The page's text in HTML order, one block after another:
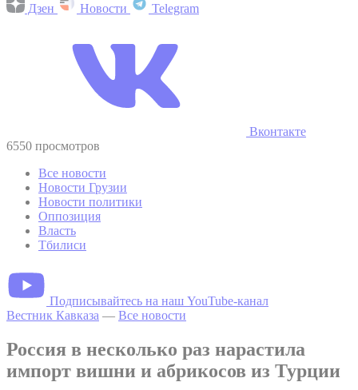
Дзен Новости Telegram
Вконтакте
6550 просмотров
Все новости
Новости Грузии
Новости политики
Оппозиция
Власть
Тбилиси
Подписывайтесь на наш YouTube-канал
Вестник Кавказа — Все новости
Россия в несколько раз нарастила
импорт вишни и абрикосов из Турции